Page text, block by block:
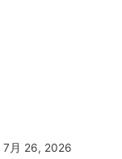
7月 26, 2026